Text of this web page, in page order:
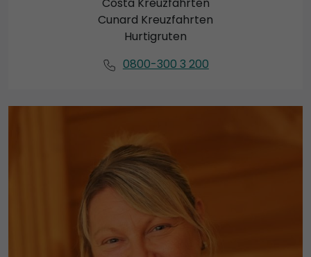
Costa Kreuzfahrten
Cunard Kreuzfahrten
Hurtigruten
0800-300 3 200